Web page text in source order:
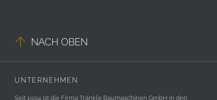
 NACH OBEN
UNTERNEHMEN
Seit 1994 ist die Firma Tränkle Baumaschinen GmbH in den